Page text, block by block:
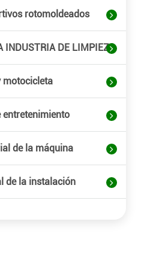
rotomoldeados
INDUSTRIA DE LIMPIEZA
motocicleta
entretenimiento
de la máquina
de la instalación